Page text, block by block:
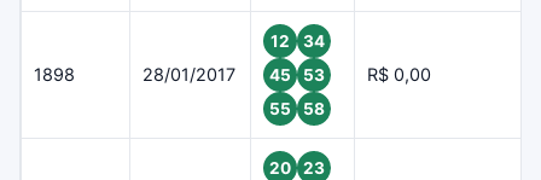
1898 28/01/2017
12
34
45
53
55
58
R$ 0,00
20
23